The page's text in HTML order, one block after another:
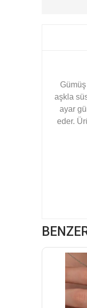
aşkla
ayar
eder.